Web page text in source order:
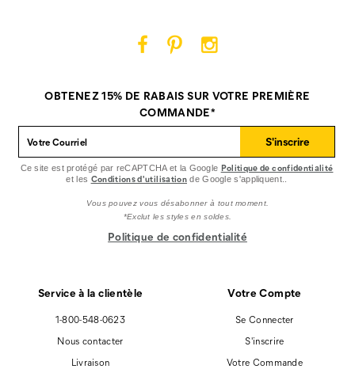
Service à la clientèle
1-800-548-0623
Nous contacter
Livraison
Votre Compte
Se Connecter
S'inscrire
Votre Commande
sur
Facebook
sur
Pinterest
sur
Instagram
OBTENEZ 15% DE RABAIS SUR VOTRE PREMIÈRE
COMMANDE*
S'inscrire
Ce site est protégé par reCAPTCHA et la Google Politique de confidentialité
et les Conditions d'utilisation de Google s'appliquent..
Vous pouvez vous désabonner à tout moment.
*Exclut les styles en soldes.
Politique de confidentialité